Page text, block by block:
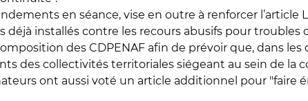
en séance, vise en outre à renforcer l’article
déjà installés contre les recours abusifs pour troubles
des CDPENAF afin de prévoir que, dans
des collectivités territoriales siégeant au sein de la
ont aussi voté un article additionnel pour "faire